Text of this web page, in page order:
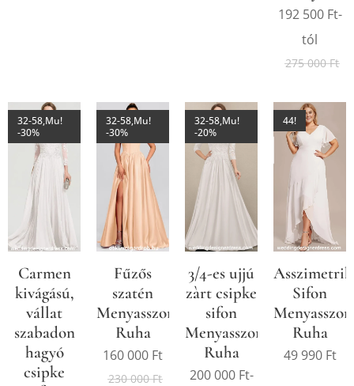
192 500Ft-
tól
275 000Ft
Carmen
kivágású,
vállat
szabadon
hagyó
csipke
32-58,Mu!
-30%
Fűzős
szatén
Menyasszonyi/Báli
Ruha
32-58,Mu!
-30%
160 000 Ft
230 000Ft
3/4-es ujjú
zàrt csipke
sifon
Menyasszonyi
Ruha
32-58,Mu!
-20%
200 000Ft-
Sifon
Ruha
44!
49 990Ft